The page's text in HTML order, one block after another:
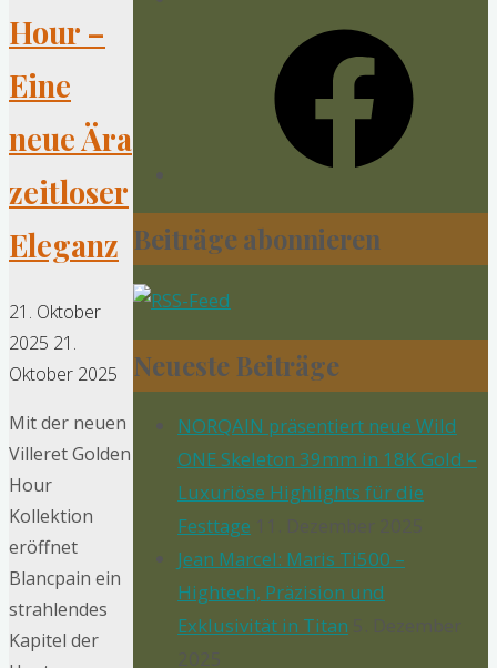
Hour –
Eine
neue Ära
zeitloser
Eleganz
21. Oktober
2025 21.
Oktober 2025
Mit der neuen
Villeret Golden
Hour
Kollektion
eröffnet
Blancpain ein
strahlendes
Kapitel der
Beiträge abonnieren
Neueste Beiträge
NORQAIN präsentiert neue Wild
ONE Skeleton 39mm in 18K Gold –
Luxuriöse Highlights für die
Festtage 11. Dezember 2025
Jean Marcel: Maris Ti500 –
Hightech, Präzision und
Exklusivität in Titan 5. Dezember
2025